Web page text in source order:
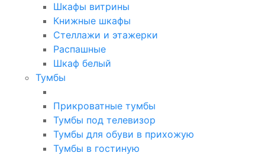
Шкафы витрины
Книжные шкафы
Стеллажи и этажерки
Распашные
Шкаф белый
Тумбы
Прикроватные тумбы
Тумбы под телевизор
Тумбы для обуви в прихожую
Тумбы в гостиную